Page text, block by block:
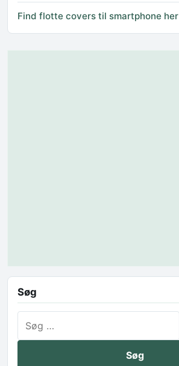
Find flotte covers til smartphone her
Søg